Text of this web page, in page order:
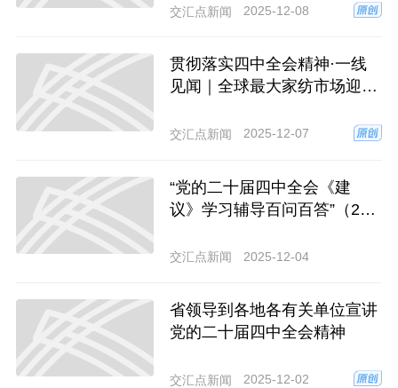
交汇点新闻 2025-12-08
贯彻落实四中全会精神·一线
见闻｜全球最大家纺市场迎50
交汇点新闻 2025-12-07
“党的二十届四中全会《建
议》学习辅导百问百答”（2
能+”行动？
交汇点新闻 2025-12-04
省领导到各地各有关单位宣讲
党的二十届四中全会精神
交汇点新闻 2025-12-02